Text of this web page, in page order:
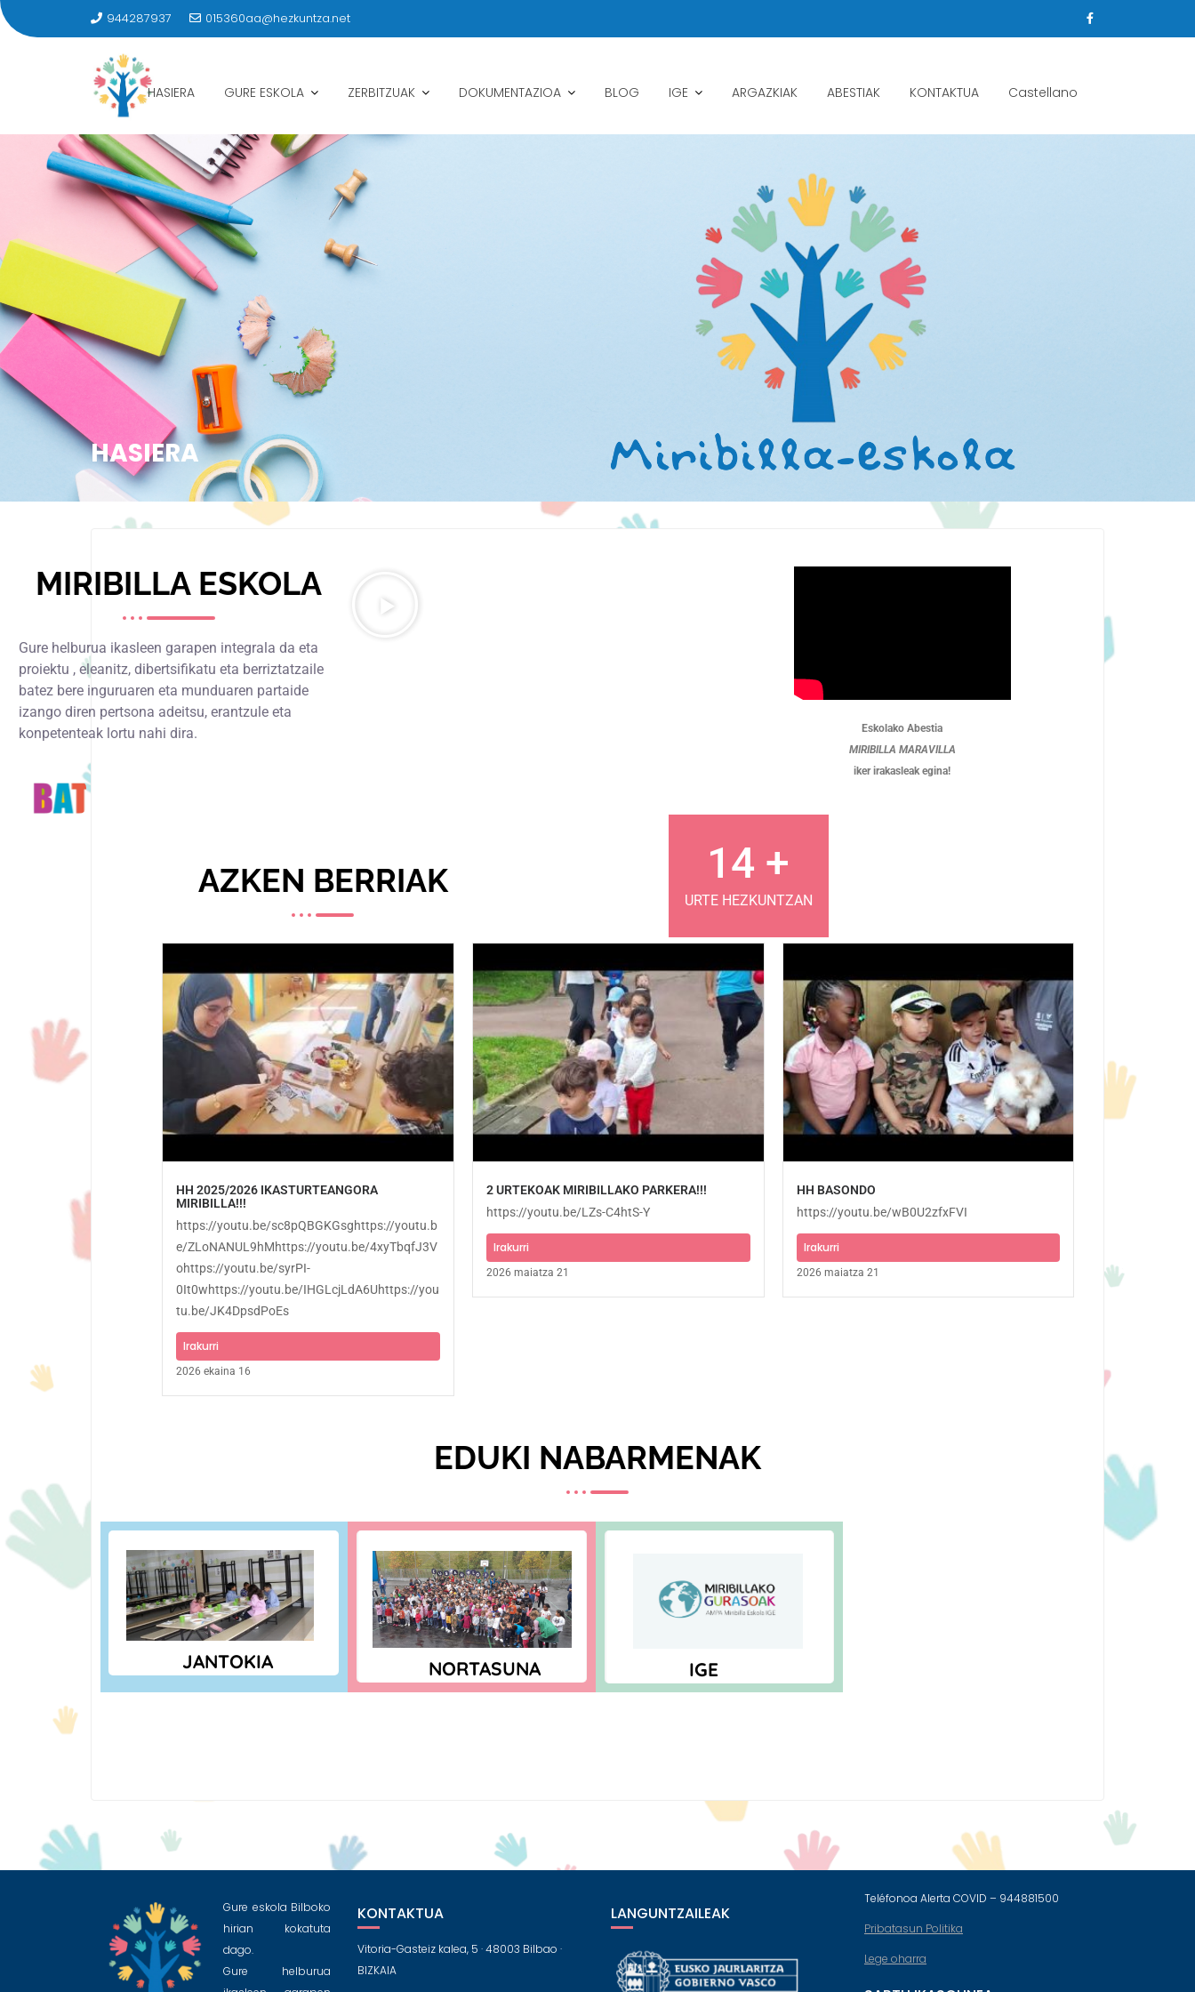
944287937 015360aa@hezkuntza.net
HASIERA GURE ESKOLA ZERBITZUAK DOKUMENTAZIOA BLOG IGE ARGAZKIAK ABESTIAK KONTAKTUA Castellano
HASIERA
MIRIBILLA ESKOLA
Gure helburua ikasleen garapen integrala da eta
proiektu , eleanitz, dibertsifikatu eta berriztatzaile
batez bere inguruaren eta munduaren partaide
izango diren pertsona adeitsu, erantzule eta
konpetenteak lortu nahi dira.
16 +
URTE HEZKUNTZAN
Eskolako Abestia
MIRIBILLA MARAVILLA
iker irakasleak egina!
AZKEN BERRIAK​
HH 2025/2026 IKASTURTEANGORA
MIRIBILLA!!!
https://youtu.be/sc8pQBGKGsghttps://youtu.b
e/ZLoNANUL9hMhttps://youtu.be/4xyTbqfJ3V
ohttps://youtu.be/syrPI-
0It0whttps://youtu.be/IHGLcjLdA6Uhttps://you
tu.be/JK4DpsdPoEs
Irakurri
2026 ekaina 16
2 URTEKOAK MIRIBILLAKO PARKERA!!!
https://youtu.be/LZs-C4htS-Y
Irakurri
2026 maiatza 21
HH BASONDO
https://youtu.be/wB0U2zfxFVI
Irakurri
2026 maiatza 21
EDUKI NABARMENAK​
JANTOKIA NORTASUNA IGE
Gure eskola Bilboko
hirian kokatuta
dago.
Gure helburua
KONTAKTUA
Vitoria-Gasteiz kalea, 5 · 48003 Bilbao ·
BIZKAIA
LANGUNTZAILEAK
Teléfonoa Alerta COVID – 944881500
Pribatasun Politika
Lege oharra